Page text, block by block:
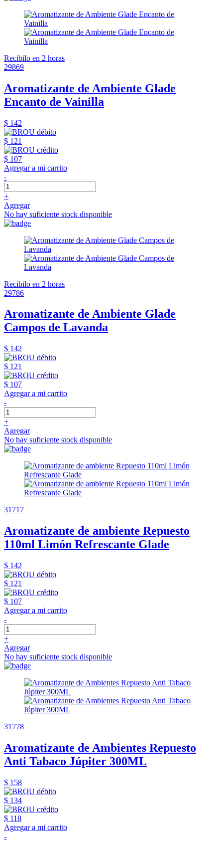
Recibilo en 2 horas
29869
Aromatizante de Ambiente Glade
Encanto de Vainilla
$ 142
$ 121
$ 107
Agregar a mi carrito
-
+
Agregar
No hay suficiente stock disponible
Recibilo en 2 horas
29786
Aromatizante de Ambiente Glade
Campos de Lavanda
$ 142
$ 121
$ 107
Agregar a mi carrito
-
+
Agregar
No hay suficiente stock disponible
31717
Aromatizante de ambiente Repuesto
110ml Limón Refrescante Glade
$ 142
$ 121
$ 107
Agregar a mi carrito
-
+
Agregar
No hay suficiente stock disponible
31778
Aromatizante de Ambientes Repuesto
Anti Tabaco Júpiter 300ML
$ 158
$ 134
$ 118
Agregar a mi carrito
-